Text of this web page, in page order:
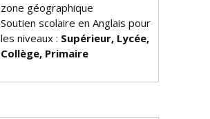
zone géographique
Soutien scolaire en Anglais pour
les niveaux : Supérieur, Lycée,
Collège, Primaire